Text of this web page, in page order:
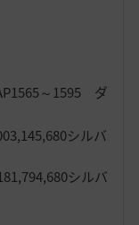
～1595 ダ
シルバ
シルバ